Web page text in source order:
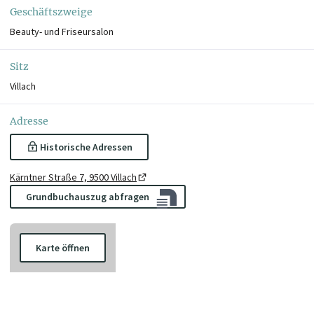
Geschäftszweige
Beauty- und Friseursalon
Sitz
Villach
Adresse
Historische Adressen
Kärntner Straße 7, 9500 Villach
Grundbuchauszug abfragen
Karte öffnen